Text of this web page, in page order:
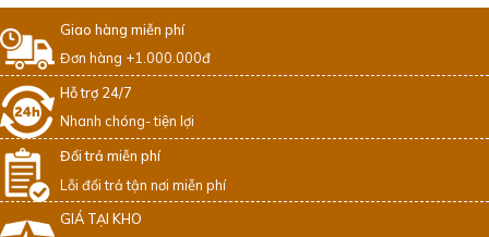
Giao hàng miễn phí
Đơn hàng +1.000.000đ
Hỗ trợ 24/7
Nhanh chóng- tiện lợi
Đổi trả miễn phí
Lỗi đổi trả tận nơi miễn phí
GIÁ TẠI KHO